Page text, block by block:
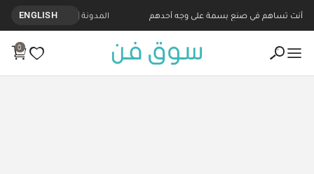
أنت تساهم في صنع بسمة على وجه أحدهم المدونة ENGLISH
0